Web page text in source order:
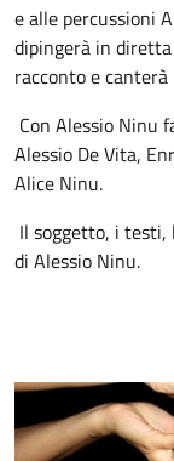
e alle percussioni
dipingerà in
racconto e
Con Alessio Ninu
Alessio De Vita,
Alice Ninu.
Il soggetto, i testi,
di Alessio Ninu.